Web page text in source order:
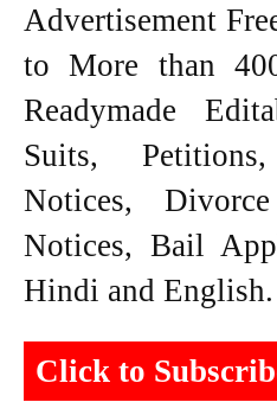
Advertisement
to More than
Readymade
Suits,
Notices,
Notices, Bail
Hindi and English.
Click to